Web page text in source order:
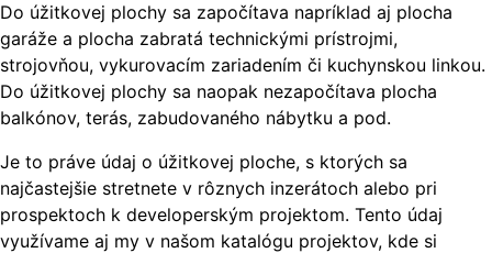
Do úžitkovej plochy sa započítava napríklad aj plocha
garáže a plocha zabratá technickými prístrojmi,
strojovňou, vykurovacím zariadením či kuchynskou linkou.
Do úžitkovej plochy sa naopak nezapočítava plocha
balkónov, terás, zabudovaného nábytku a pod.
Je to práve údaj o úžitkovej ploche, s ktorých sa
najčastejšie stretnete v rôznych inzerátoch alebo pri
prospektoch k developerským projektom. Tento údaj
využívame aj my v našom katalógu projektov, kde si